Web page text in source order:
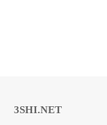
3SHI.NET